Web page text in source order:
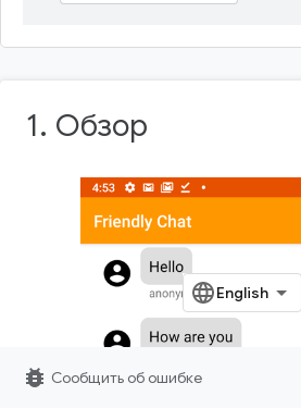
1. Обзор
bug_report Сообщить об ошибке